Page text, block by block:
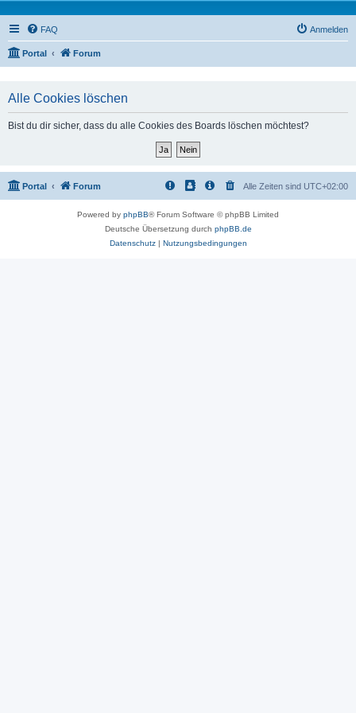
FAQ Anmelden
Portal Forum
Alle Cookies löschen
Bist du dir sicher, dass du alle Cookies des Boards löschen möchtest?
Portal Forum Alle Zeiten sind UTC+02:00
Powered by phpBB® Forum Software © phpBB Limited
Deutsche Übersetzung durch phpBB.de
Datenschutz| Nutzungsbedingungen